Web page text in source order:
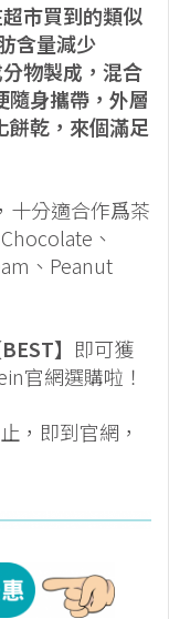
市買到的類似
含量減少
物製成，混合
隨身攜帶，外層
餅乾，來個滿足
十分適合作爲茶
、
、Peanut
BEST】 即可獲
官網選購啦！
，即到官網，